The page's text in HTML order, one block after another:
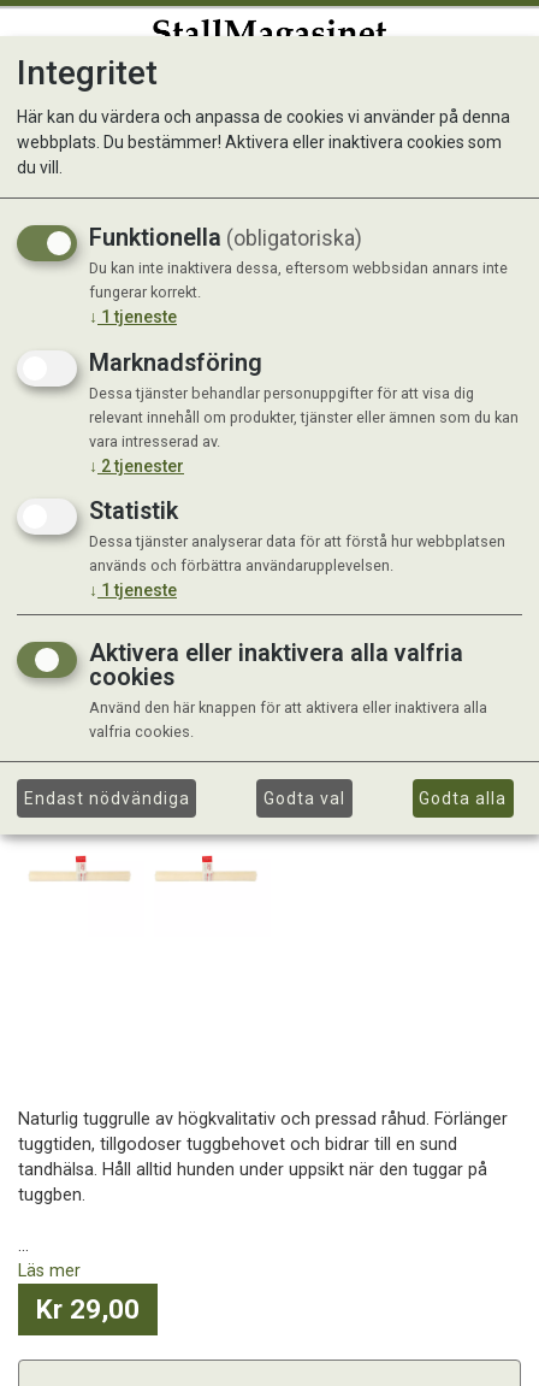
Tuggrulle pressad Vit M 90g
25cm
Naturlig tuggrulle av högkvalitativ och pressad råhud. Förlänger
tuggtiden, tillgodoser tuggbehovet och bidrar till en sund
tandhälsa. Håll alltid hunden under uppsikt när den tuggar på
tuggben.
...
Läs mer
Kr 29,00
Integritet
Här kan du värdera och anpassa de cookies vi använder på denna
webbplats. Du bestämmer! Aktivera eller inaktivera cookies som
du vill.
Funktionella (obligatoriska)
Du kan inte inaktivera dessa, eftersom webbsidan annars inte
fungerar korrekt.
↓ 1 tjeneste
Marknadsföring
Dessa tjänster behandlar personuppgifter för att visa dig
relevant innehåll om produkter, tjänster eller ämnen som du kan
vara intresserad av.
↓ 2tjenester
Statistik
Dessa tjänster analyserar data för att förstå hur webbplatsen
används och förbättra användarupplevelsen.
↓ 1 tjeneste
Aktivera eller inaktivera alla valfria
cookies
Använd den här knappen för att aktivera eller inaktivera alla
valfria cookies.
Endast nödvändiga Godta val Godta alla